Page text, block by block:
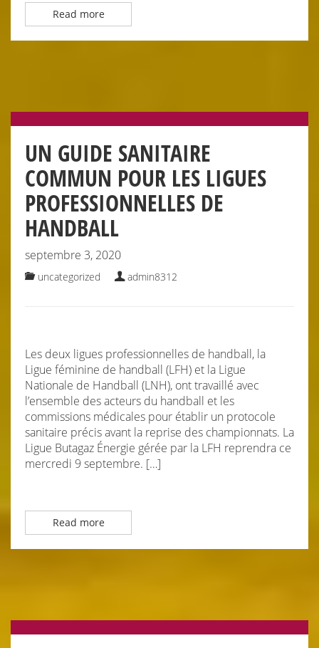
Read more
UN GUIDE SANITAIRE
COMMUN POUR LES LIGUES
PROFESSIONNELLES DE
HANDBALL
septembre 3, 2020
uncategorized admin8312
Les deux ligues professionnelles de handball, la
Ligue féminine de handball (LFH) et la Ligue
Nationale de Handball (LNH), ont travaillé avec
l’ensemble des acteurs du handball et les
commissions médicales pour établir un protocole
sanitaire précis avant la reprise des championnats. La
Ligue Butagaz Énergie gérée par la LFH reprendra ce
mercredi 9 septembre. […]
Read more